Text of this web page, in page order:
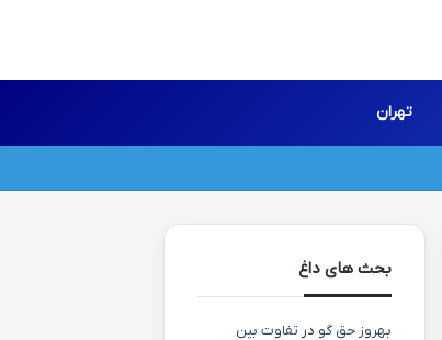
تهران
بحث های داغ
بهروز حق گو در تفاوت بین